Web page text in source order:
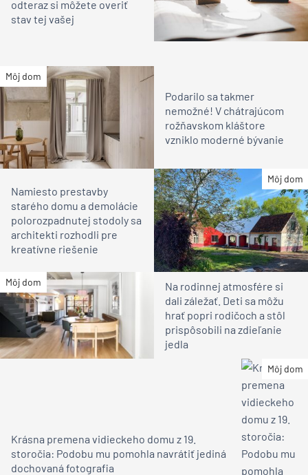
odteraz si môžete overiť
stav tej vašej
Môj dom
Podarilo sa takmer
nemožné! V chátrajúcom
rožňavskom kláštore
vzniklo moderné bývanie
Môj dom
Namiesto prestavby
starého domu a demolácie
polorozpadnutej stodoly sa
architekti rozhodli pre
kreatívne riešenie
Môj dom
Na rodinnej atmosfére si
dali záležať. Deti sa môžu
hrať popri rodičoch a stôl
prispôsobili na zdieľanie
jedla
Môj dom
Krásna premena vidieckeho domu z 19.
storočia: Podobu mu pomohla navrátiť jediná
dochovaná fotografia